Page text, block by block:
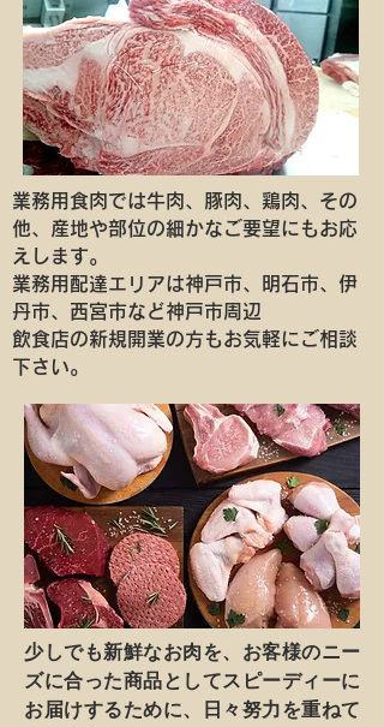
業務用食肉では牛肉、豚肉、鶏肉、その
他、産地や部位の細かなご要望にもお応
えします。
業務用配達エリアは神戸市、明石市、伊
丹市、西宮市など神戸市周辺
飲食店の新規開業の方もお気軽にご相談
下さい。
少しでも新鮮なお肉を、お客様のニー
ズに合った商品としてスピーディーに
お届けするために、日々努力を重ねて